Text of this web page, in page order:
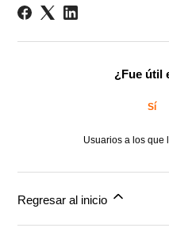
¿Fue útil
Sí
Usuarios a los que
Regresar al inicio